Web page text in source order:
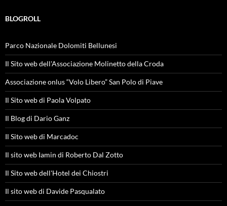
BLOGROLL
Parco Nazionale Dolomiti Bellunesi
Il Sito web dell'Associazione Molinetto della Croda
Associazione onlus “Volo Libero” San Polo di Piave
Il Sito web di Paola Volpato
Il Blog di Dario Ganz
Il Sito web di Marcadoc
Il sito web Iamin di Roberto Dal Zotto
Il Sito web dell'Hotel dei Chiostri
Il sito web di Davide Pasqualato